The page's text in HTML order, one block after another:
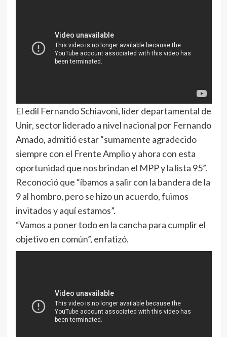
El edil Fernando Schiavoni, líder departamental de
Unir, sector liderado a nivel nacional por Fernando
Amado, admitió estar “sumamente agradecido
siempre con el Frente Amplio y ahora con esta
oportunidad que nos brindan el MPP y la lista 95”.
Reconoció que “íbamos a salir con la bandera de la
9 al hombro, pero se hizo un acuerdo, fuimos
invitados y aquí estamos”.
“Vamos a poner todo en la cancha para cumplir el
objetivo en común”, enfatizó.